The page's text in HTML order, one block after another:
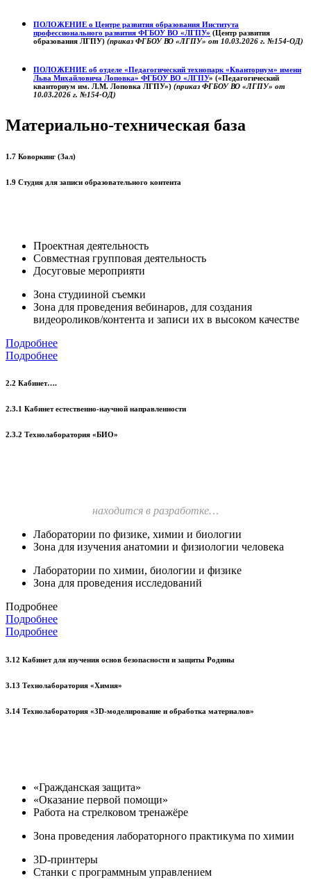
ПОЛОЖЕНИЕ о Центре развития образования Института
профессионального развития ФГБОУ ВО «ЛГПУ» (Центр развития
образования ЛГПУ) (приказ ФГБОУ ВО «ЛГПУ» от 10.03.2026 г. №154-ОД)
ПОЛОЖЕНИЕ об отделе «Педагогический технопарк «Кванториум» имени
Льва Михайловича Лоповка» ФГБОУ ВО «ЛГПУ» («Педагогический
кванториум им. Л.М. Лоповка ЛГПУ») (приказ ФГБОУ ВО «ЛГПУ» от
10.03.2026 г. №154-ОД)
Материально-техническая база
1.7 Коворкинг (Зал)
1.9 Студия для записи образовательного контента
Проектная деятельность
Совместная групповая деятельность
Досуговые мероприяти
Зона студииной съемки
Зона для проведения вебинаров, для создания
видеороликов/контента и записи их в высоком качестве
Подробнее
Подробнее
2.2 Кабинет….
2.3.1 Кабинет естественно-научной направленности
2.3.2 Технолаборатория «БИО»
находится в разработке…
Лаборатории по физике, химии и биологии
Зона для изучения анатомии и физиологии человека
Лаборатории по химии, биологии и физике
Зона для проведения исследований
Подробнее
Подробнее
Подробнее
3.12 Кабинет для изучения основ безопасности и защиты Родины
3.13 Технолаборатория «Химия»
3.14 Технолаборатория «3D-моделирование и обработка материалов»
«Гражданская защита»
«Оказание первой помощи»
Работа на стрелковом тренажёре
Зона проведения лабораторного практикума по химии
3D-принтеры
Станки с программным управлением